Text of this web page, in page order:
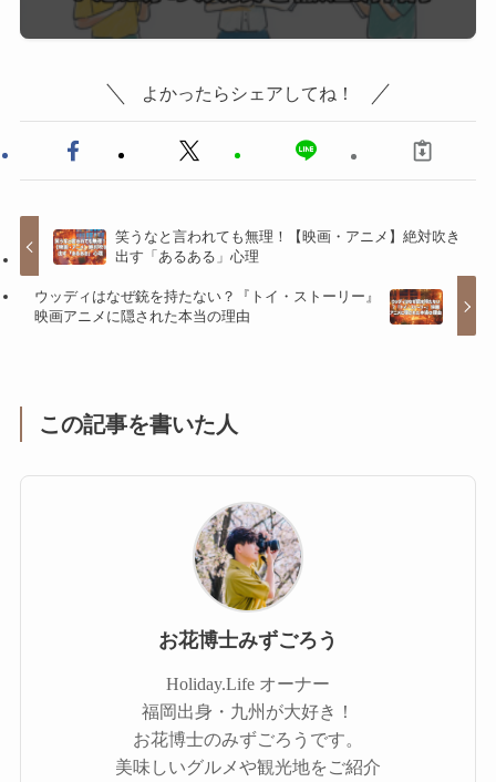
よかったらシェアしてね！
笑うなと言われても無理！【映画・アニメ】絶対吹き
出す「あるある」心理
ウッディはなぜ銃を持たない？『トイ・ストーリー』
映画アニメに隠された本当の理由
この記事を書いた人
お花博士みずごろう
Holiday.Life オーナー
福岡出身・九州が大好き！
お花博士のみずごろうです。
美味しいグルメや観光地をご紹介